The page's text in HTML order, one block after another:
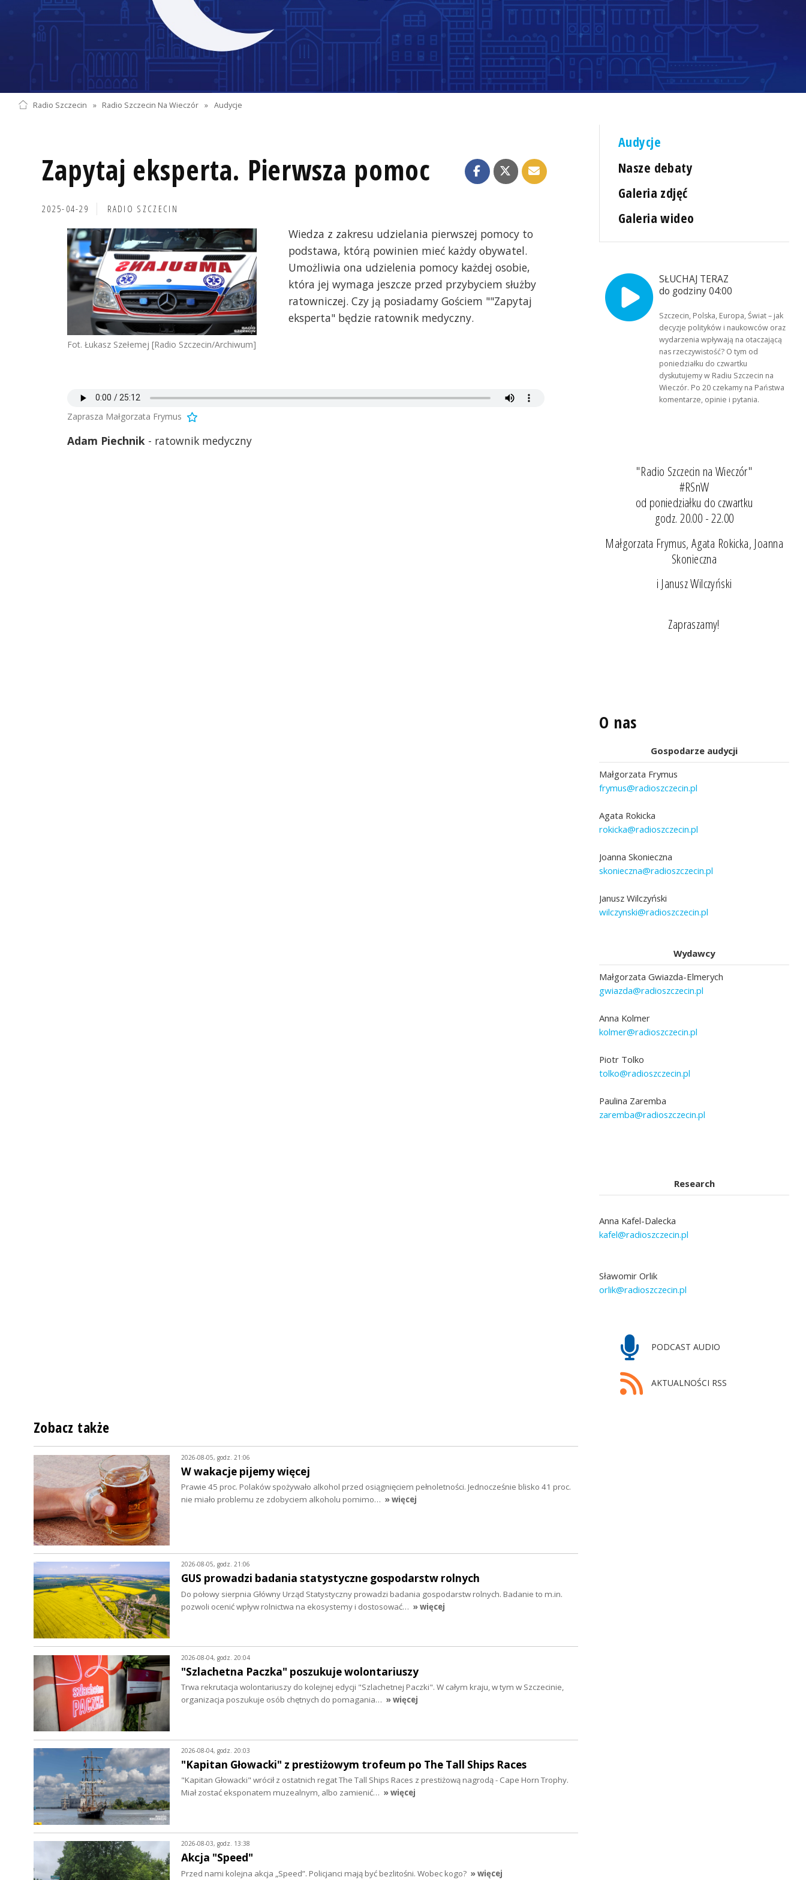
Radio Szczecin » Radio Szczecin Na Wieczór » Audycje
Zapytaj eksperta. Pierwsza pomoc
2025-04-29 RADIO SZCZECIN
Fot. Łukasz Szełemej [Radio Szczecin/Archiwum]
Wiedza z zakresu udzielania pierwszej pomocy to
podstawa, którą powinien mieć każdy obywatel.
Umożliwia ona udzielenia pomocy każdej osobie,
która jej wymaga jeszcze przed przybyciem służby
ratowniczej. Czy ją posiadamy Gościem ""Zapytaj
eksperta" będzie ratownik medyczny.
Zaprasza Małgorzata Frymus
Adam Piechnik - ratownik medyczny
Audycje
Nasze debaty
Galeria zdjęć
Galeria wideo
SŁUCHAJ TERAZ
do godziny 04:00
Szczecin, Polska, Europa, Świat – jak
decyzje polityków i naukowców oraz
wydarzenia wpływają na otaczającą
nas rzeczywistość? O tym od
poniedziałku do czwartku
dyskutujemy w Radiu Szczecin na
Wieczór. Po 20 czekamy na Państwa
komentarze, opinie i pytania.
"Radio Szczecin na Wieczór"
#RSnW
od poniedziałku do czwartku
godz. 20.00 - 22.00
Małgorzata Frymus, Agata Rokicka, Joanna
Skonieczna
i Janusz Wilczyński
Zapraszamy!
O nas
Gospodarze audycji
Małgorzata Frymus
frymus@radioszczecin.pl
Agata Rokicka
rokicka@radioszczecin.pl
Joanna Skonieczna
skonieczna@radioszczecin.pl
Janusz Wilczyński
wilczynski@radioszczecin.pl
Wydawcy
Małgorzata Gwiazda-Elmerych
gwiazda@radioszczecin.pl
Anna Kolmer
kolmer@radioszczecin.pl
Piotr Tolko
tolko@radioszczecin.pl
Paulina Zaremba
zaremba@radioszczecin.pl
Research
Anna Kafel-Dalecka
kafel@radioszczecin.pl
Sławomir Orlik
orlik@radioszczecin.pl
PODCAST AUDIO
AKTUALNOŚCI RSS
Zobacz także
2026-08-05, godz. 21:06
W wakacje pijemy więcej
Prawie 45 proc. Polaków spożywało alkohol przed osiągnięciem pełnoletności. Jednocześnie blisko 41 proc.
nie miało problemu ze zdobyciem alkoholu pomimo… » więcej
2026-08-05, godz. 21:06
GUS prowadzi badania statystyczne gospodarstw rolnych
Do połowy sierpnia Główny Urząd Statystyczny prowadzi badania gospodarstw rolnych. Badanie to m.in.
pozwoli ocenić wpływ rolnictwa na ekosystemy i dostosować… » więcej
2026-08-04, godz. 20:04
"Szlachetna Paczka" poszukuje wolontariuszy
Trwa rekrutacja wolontariuszy do kolejnej edycji "Szlachetnej Paczki". W całym kraju, w tym w Szczecinie,
organizacja poszukuje osób chętnych do pomagania… » więcej
2026-08-04, godz. 20:03
"Kapitan Głowacki" z prestiżowym trofeum po The Tall Ships Races
"Kapitan Głowacki" wrócił z ostatnich regat The Tall Ships Races z prestiżową nagrodą - Cape Horn Trophy.
Miał zostać eksponatem muzealnym, albo zamienić… » więcej
2026-08-03, godz. 13:38
Akcja "Speed"
Przed nami kolejna akcja „Speed”. Policjanci mają być bezlitośni. Wobec kogo? » więcej